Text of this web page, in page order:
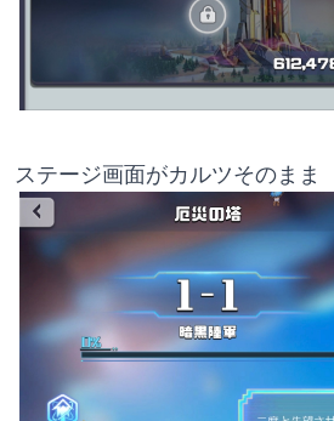
ステージ画面がカルツそのまま